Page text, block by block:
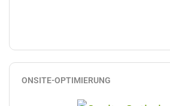
ONSITE-OPTIMIERUNG